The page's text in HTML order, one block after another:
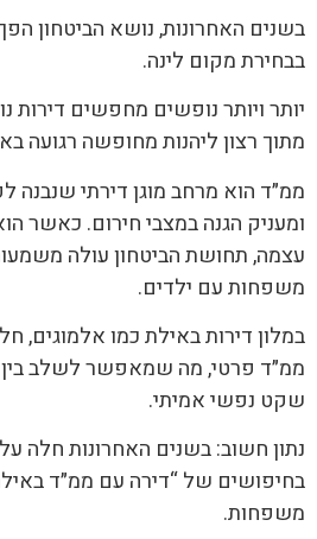
בשנים האחרונות, נושא הביטחון
בבחירת מקום לינה.
יותר ויותר נופשים מחפשים
מתוך רצון ליהנות מחופשה רגועה
ממ״ד הוא מרחב מוגן דירתי שנבנה
ומעניק הגנה במצבי חירום. כאשר
עצמה, תחושת הביטחון עולה
משפחות עם ילדים.
במלון דירות באילת כמו אלמוגים,
ממ״ד פרטי, מה שמאפשר לשלב
שקט נפשי אמיתי.
נתון חשוב: בשנים האחרונות חלה
בחיפושים של “דירה עם ממ״ד
משפחות.